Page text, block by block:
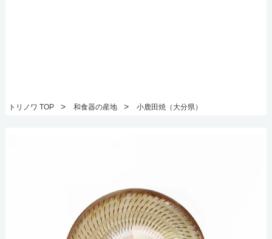
トリノワ TOP > 和食器の産地 > 小鹿田焼（大分県）